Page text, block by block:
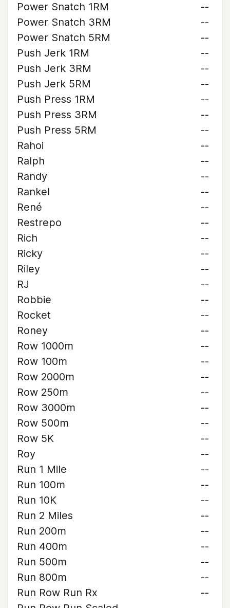
Power Snatch 1RM
--
Power Snatch 3RM
--
Power Snatch 5RM
--
Push Jerk 1RM
--
Push Jerk 3RM
--
Push Jerk 5RM
--
Push Press 1RM
--
Push Press 3RM
--
Push Press 5RM
--
Rahoi
--
Ralph
--
Randy
--
Rankel
--
René
--
Restrepo
--
Rich
--
Ricky
--
Riley
--
RJ
--
Robbie
--
Rocket
--
Roney
--
Row 1000m
--
Row 100m
--
Row 2000m
--
Row 250m
--
Row 3000m
--
Row 500m
--
Row 5K
--
Roy
--
Run 1 Mile
--
Run 100m
--
Run 10K
--
Run 2 Miles
--
Run 200m
--
Run 400m
--
Run 500m
--
Run 800m
--
Run Row Run Rx
--